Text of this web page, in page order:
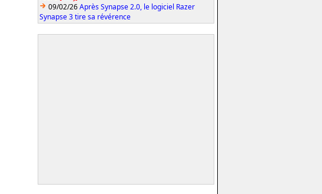
09/02/26Après Synapse 2.0, le logiciel Razer
Synapse 3 tire sa révérence